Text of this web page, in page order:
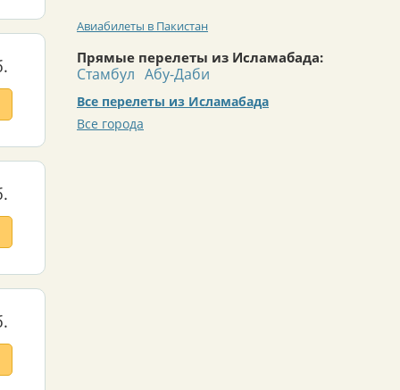
Авиабилеты в Пакистан
Прямые перелеты из Исламабада:
Стамбул Абу-Даби
Все перелеты из Исламабада
Все города